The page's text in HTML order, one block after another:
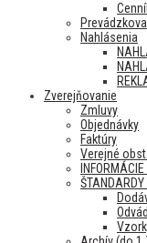
Nahlásenia
Zverejňovanie
Zmluvy
Objednávky
Faktúry
Verejné
ŠTANDARDY